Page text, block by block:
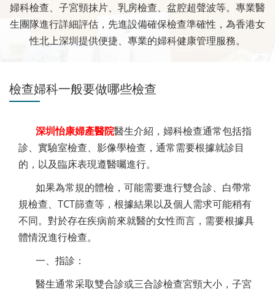
婦科檢查、子宮頸抹片、乳房檢查、盆腔超聲波等。專業醫
生團隊進行詳細評估，先進設備確保檢查準確性，為香港女
性北上深圳提供便捷、專業的婦科健康管理服務。
檢查婦科一般要做哪些檢查
深圳怡康婦產醫院醫生介紹，婦科檢查通常包括指
診、實驗室檢查、影像學檢查，通常需要根據就診目
的，以及臨床表現遵醫囑進行。
如果為常規的體檢，可能需要進行雙合診、白帶常
規檢查、TCT篩查等，根據結果以及個人需求可能稍有
不同。對於存在疾病前來就醫的女性而言，需要根據具
體情況進行檢查。
一、指診：
醫生通常采取雙合診或三合診檢查宮頸大小，子宮